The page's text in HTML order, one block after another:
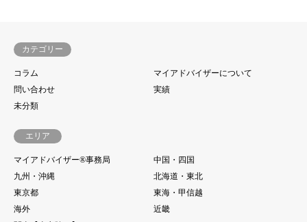
カテゴリー
コラム
マイアドバイザーについて
問い合わせ
実績
未分類
エリア
マイアドバイザー®事務局
中国・四国
九州・沖縄
北海道・東北
東京都
東海・甲信越
海外
近畿